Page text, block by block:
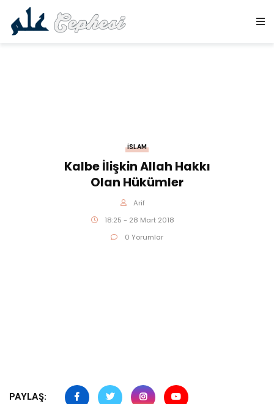
İSLAM
Kalbe İlişkin Allah Hakkı
Olan Hükümler
Arif
18:25 - 28 Mart 2018
0 Yorumlar
PAYLAŞ: